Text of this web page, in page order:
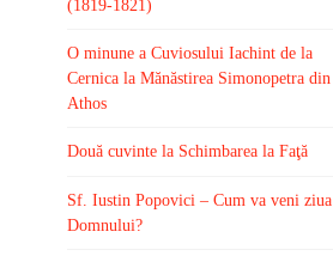
(1819-1821)
O minune a Cuviosului Iachint de la
Cernica la Mănăstirea Simonopetra din
Athos
Două cuvinte la Schimbarea la Faţă
Sf. Iustin Popovici – Cum va veni ziua
Domnului?